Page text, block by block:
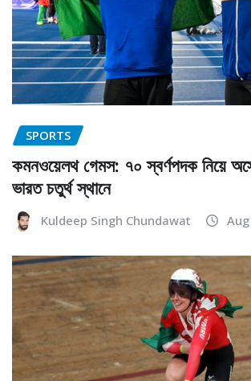
SPORTS
কমনওয়েলথ গেমস: ৭০ স্বর্ণপদক নিয়ে
ভারত চতুর্থ স্থানে
Kuldeep Singh Chundawat